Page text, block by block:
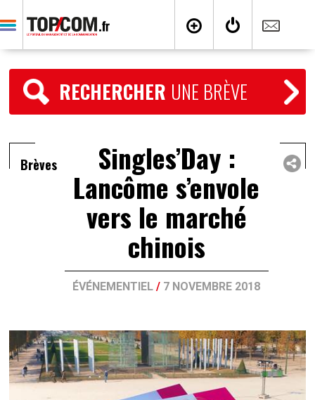
RECHERCHER UNE BRÈVE
Brèves Singles’Day :
Lancôme s’envole
vers le marché
chinois
ÉVÉNEMENTIEL / 7 NOVEMBRE 2018